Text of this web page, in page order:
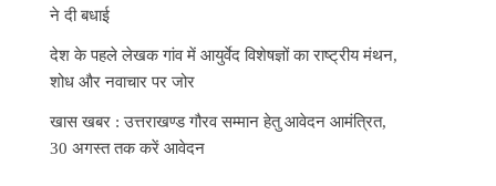
ने दी बधाई
देश के पहले लेखक गांव में आयुर्वेद विशेषज्ञों का राष्ट्रीय मंथन,
शोध और नवाचार पर जोर
खास खबर : उत्तराखण्ड गौरव सम्मान हेतु आवेदन आमंत्रित,
30 अगस्त तक करें आवेदन